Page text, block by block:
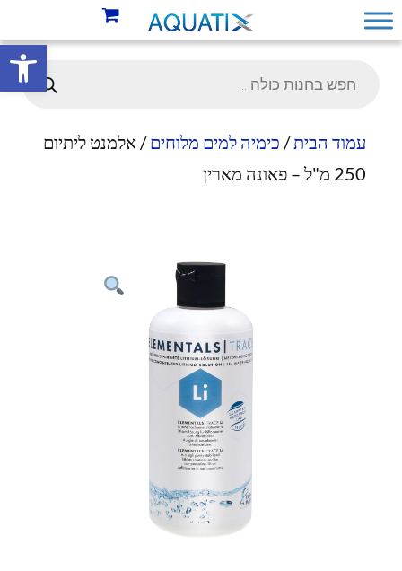
פתח
עמוד הבית/ כימיה למים מלוחים/ אלמנט ליתיום
250 מ"ל – פאונה מארין